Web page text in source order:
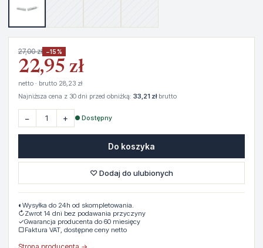
27,00 zł −15%
22,95 zł
netto · brutto 28,23 zł
Najniższa cena z 30 dni przed obniżką: 33,21 złbrutto
− + ● Dostępny
Do koszyka
♡ Dodaj do ulubionych
◐ Wysyłka do 24h od skompletowania.
↻Zwrot 14 dni bez podawania przyczyny
✓Gwarancja producenta do 60 miesięcy
▢Faktura VAT, dostępne ceny netto
Strona producenta →